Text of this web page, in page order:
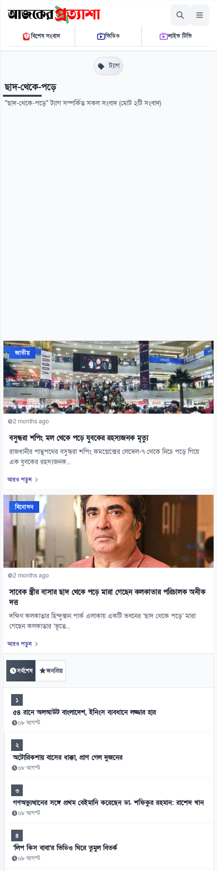
শনিবার, ০৮ আগস্ট ২০২৬
০৬ ৫৮ ৫৩ এ.এম.THE DAILY AJKER PROTTASHA
বিশেষ সংবাদ ভিডিও লাইভ টিভি
ট্যাগ
ছাদ-থেকে-পড়ে
"ছাদ-থেকে-পড়ে" ট্যাগ সম্পর্কিত সকল সংবাদ (মোট ২টি সংবাদ)
জাতীয়
2 months ago
বসুন্ধরা শপিং মল থেকে পড়ে যুবকের রহস্যজনক মৃত্যু
রাজধানীর পান্থপথের বসুন্ধরা শপিং কমপ্লেক্সের লেভেল-৭ থেকে নিচে পড়ে গিয়ে
এক যুবকের রহস্যজনক...
আরও পড়ুন
বিনোদন
2 months ago
সাবেক স্ত্রীর বাসার ছাদ থেকে পড়ে মারা গেছেন কলকাতার পরিচালক অনীক
দত্ত
দক্ষিণ কলকাতার হিন্দুস্তান পার্ক এলাকায় একটি ভবনের ‘ছাদ থেকে পড়ে’ মারা
গেছেন কলকাতার ‘ভূতে...
আরও পড়ুন
সর্বশেষ জনপ্রিয়
১
৫৪ রানে অলআউট বাংলাদেশ, ইনিংস ব্যবধানে লজ্জার হার
০৮ আগস্ট
২
অটোরিকশায় বাসের ধাক্কা, প্রাণ গেল দুজনের
০৮ আগস্ট
৩
গণঅভ্যুত্থানের সঙ্গে প্রথম বেইমানি করেছেন ডা. শফিকুর রহমান: রাশেদ খান
০৮ আগস্ট
৪
‘লিপ কিস বাবা’র ভিডিও ঘিরে তুমুল বিতর্ক
০৮ আগস্ট